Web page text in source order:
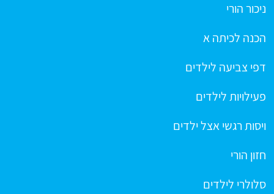
ניכור הורי
הכנה לכיתה א
דפי צביעה לילדים
פעילויות לילדים
ויסות רגשי אצל ילדים
חזון הורי
סלולרי לילדים